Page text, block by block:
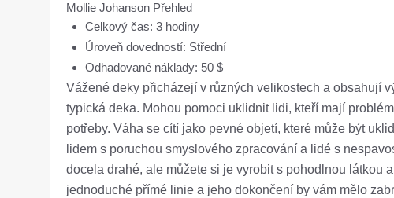
Mollie Johanson Přehled
Celkový čas: 3 hodiny
Úroveň dovedností: Střední
Odhadované náklady: 50 $
Vážené deky přicházejí v různých velikostech a obsahují
typická deka. Mohou pomoci uklidnit lidi, kteří mají
potřeby. Váha se cítí jako pevné objetí, které může být
lidem s poruchou smyslového zpracování a lidé s
docela drahé, ale můžete si je vyrobit s pohodlnou látkou
jednoduché přímé linie a jeho dokončení by vám mělo